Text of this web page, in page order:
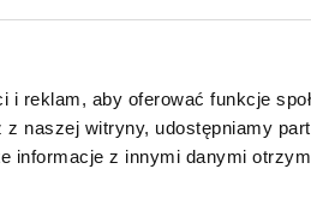
reklam, aby oferować funkcje
naszej witryny, udostępniamy
informacje z innymi danymi
UŻYTKOWNICZKO
analitycznych, statystycznych
analizować ruch w tej witrynie,
zapamiętywać Twoje preferencje.